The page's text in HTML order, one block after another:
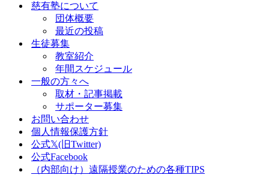
慈有塾について
団体概要
最近の投稿
生徒募集
教室紹介
年間スケジュール
一般の方々へ
取材・記事掲載
サポーター募集
お問い合わせ
個人情報保護方針
公式𝕏(旧Twitter)
公式Facebook
（内部向け）遠隔授業のための各種TIPS